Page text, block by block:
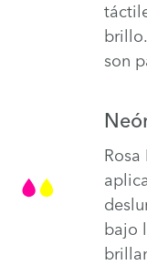
son
bajo